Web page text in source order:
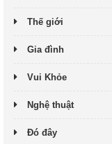
Thế giới
Gia đình
Vui Khỏe
Nghệ thuật
Đó đây